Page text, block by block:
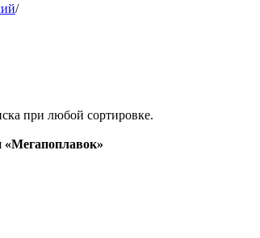
/
при любой сортировке.
«Мегапоплавок»